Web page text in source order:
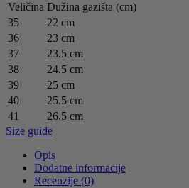
Veličina Dužina gazišta (cm)
35
22 cm
36
23 cm
37
23.5 cm
38
24.5 cm
39
25 cm
40
25.5 cm
41
26.5 cm
Size guide
Opis
Dodatne informacije
Recenzije (0)